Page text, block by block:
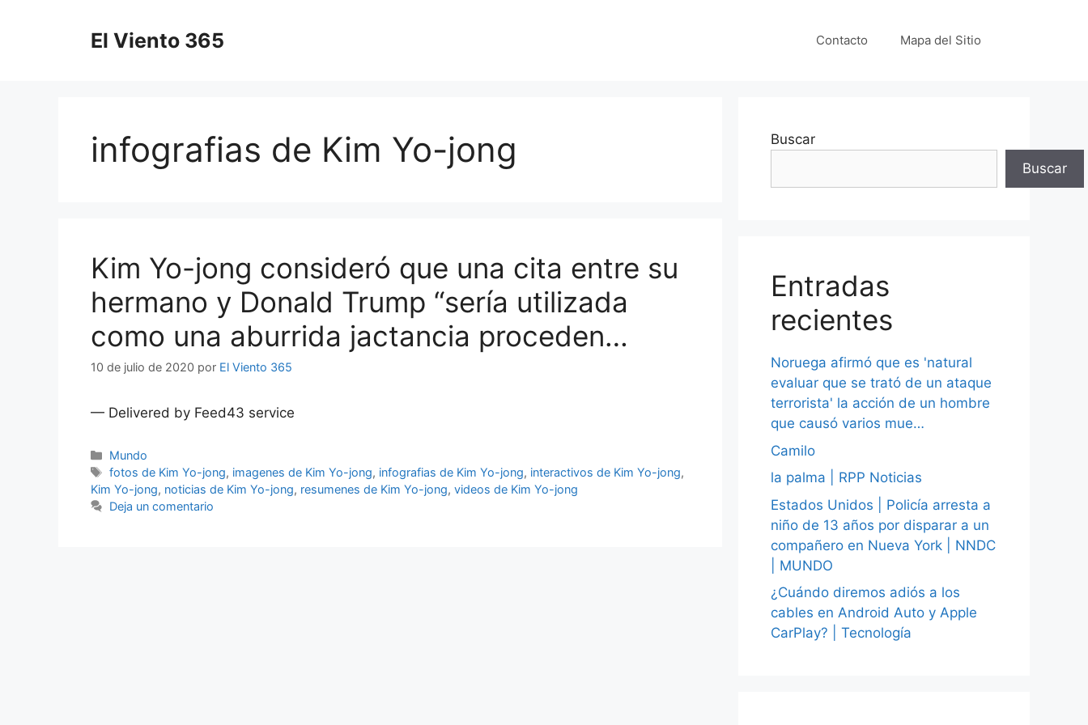
El Viento 365 Contacto Mapa del Sitio
infografias de Kim Yo-jong
Kim Yo-jong consideró que una cita entre su
hermano y Donald Trump “sería utilizada
como una aburrida jactancia proceden…
10 de julio de 2020 por El Viento 365
— Delivered by Feed43 service
Categorías
Mundo
Etiquetas
fotos de Kim Yo-jong, imagenes de Kim Yo-jong, infografias de Kim Yo-jong, interactivos de Kim Yo-jong,
Kim Yo-jong, noticias de Kim Yo-jong, resumenes de Kim Yo-jong, videos de Kim Yo-jong
Deja un comentario
Buscar
Buscar
Entradas
recientes
Noruega afirmó que es 'natural
evaluar que se trató de un ataque
terrorista' la acción de un hombre
que causó varios mue…
Camilo
la palma | RPP Noticias
Estados Unidos | Policía arresta a
niño de 13 años por disparar a un
compañero en Nueva York | NNDC
| MUNDO
¿Cuándo diremos adiós a los
cables en Android Auto y Apple
CarPlay? | Tecnología